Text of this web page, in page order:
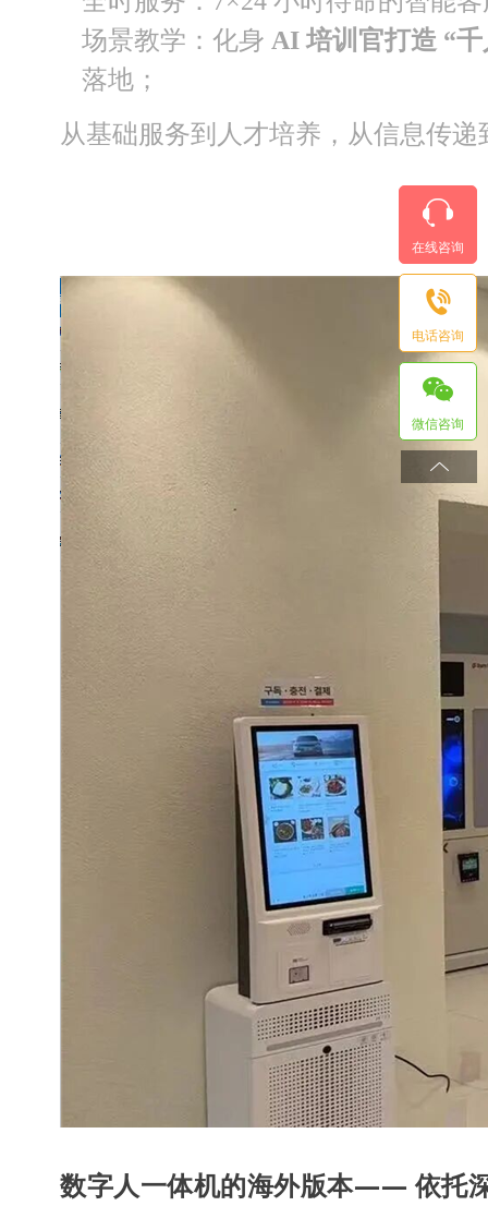
场景教学：化身 AI 培训官打造 “
落地；
从基础服务到人才培养，从信息传
数字人一体机的海外版本—— 依托
在线咨询
电话咨询
微信咨询